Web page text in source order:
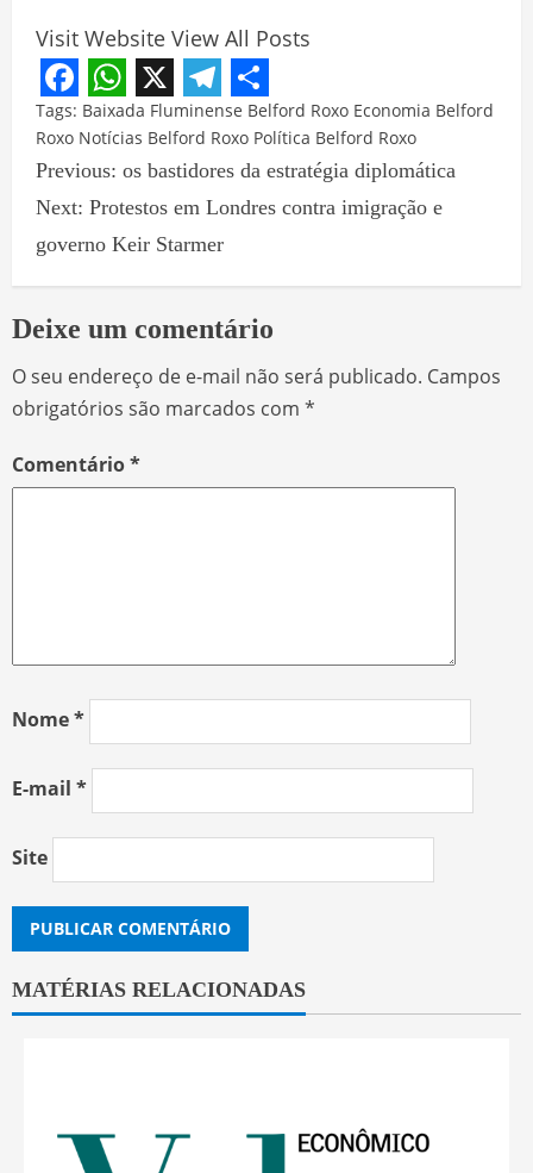
Visit Website View All Posts
Facebook
WhatsApp
X Telegram
Share
Tags: Baixada Fluminense Belford Roxo Economia Belford
Roxo Notícias Belford Roxo Política Belford Roxo
Previous: os bastidores da estratégia diplomática
Next: Protestos em Londres contra imigração e
governo Keir Starmer
Deixe um comentário
O seu endereço de e-mail não será publicado. Campos
obrigatórios são marcados com *
Comentário*
Nome*
E-mail *
Site
MATÉRIAS RELACIONADAS